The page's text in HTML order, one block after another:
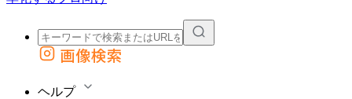
外部サイトの商品をカートに追加
画像検索
ヘルプ